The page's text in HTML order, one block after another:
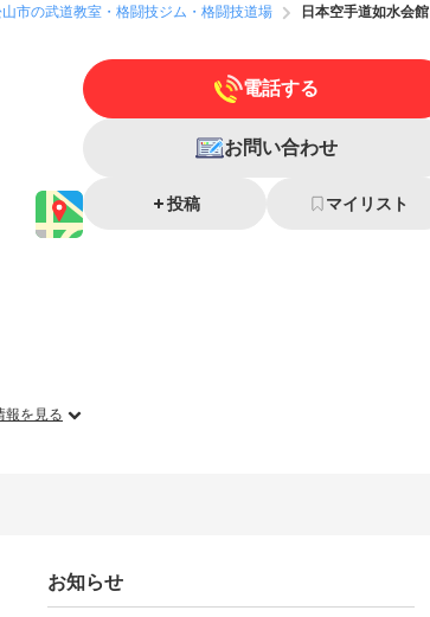
市の武道教室・格闘技ジム・格闘技道場 日本空手道如水会館
報を見る
電話する
お問い合わせ
投稿 マイリスト
お知らせ